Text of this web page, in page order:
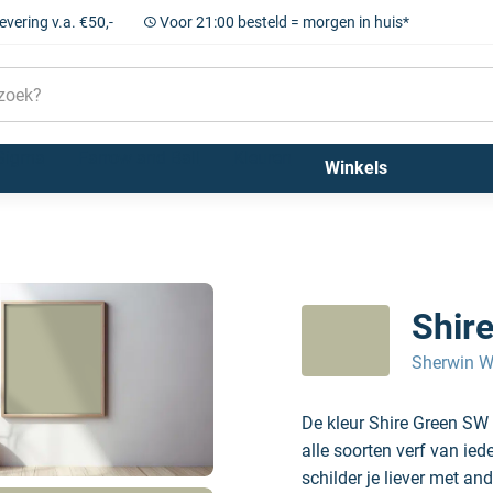
v.a. €50,- Voor 21:00 besteld = morgen in huis*
Winkels
Sherwin
De kleur Shire Green
alle soorten verf van
schilder je liever met